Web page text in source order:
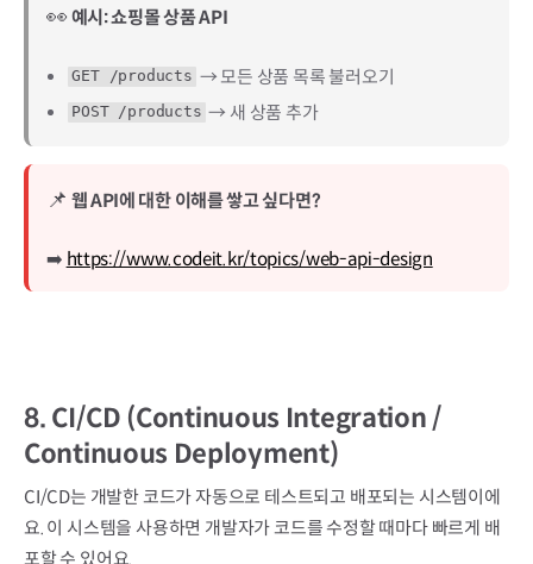
👀 예시: 쇼핑몰 상품 API
GET /products → 모든 상품 목록 불러오기
POST /products → 새 상품 추가
📌 웹 API에 대한 이해를 쌓고 싶다면?
➡️ https://www.codeit.kr/topics/web-api-design
8. CI/CD (Continuous Integration /
Continuous Deployment)
CI/CD는 개발한 코드가 자동으로 테스트되고 배포되는 시스템이에
요. 이 시스템을 사용하면 개발자가 코드를 수정할 때마다 빠르게 배
포할 수 있어요.